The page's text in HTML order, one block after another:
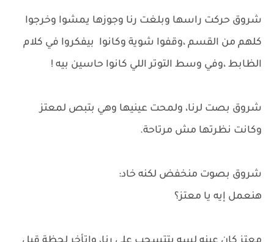
شروق حركت راسها وبلغت رنا وجوزها يمشوا وخرجوا
كلهم من القسم ،وقفوا شوية وكانوا بيفكروا في كلام
الظابط ،وفي وسط التوتر اللي كانوا حاسين بيه !
شروق بصت لرنا، ولمحت عينيها وهي بتبص لمعتز
وكانت نظرتها مش مرتاحة.
شروق بصوت منخفض لكنه خاد:
هنعمل إيه يا معتز؟